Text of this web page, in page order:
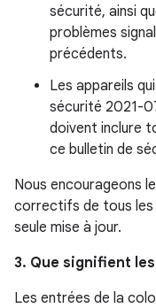
sécurité, ainsi
problèmes
précédents.
Les appareils
sécurité 2021-
doivent inclure
ce bulletin de
Nous encourageons
correctifs de tous les
seule mise à jour.
3. Que signifient
Les entrées de la